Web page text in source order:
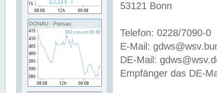
DONAU - Passau
53121 Bonn
Telefon: 0228/7090-0
E-Mail:
DE-Mail:
Empfänger das DE-